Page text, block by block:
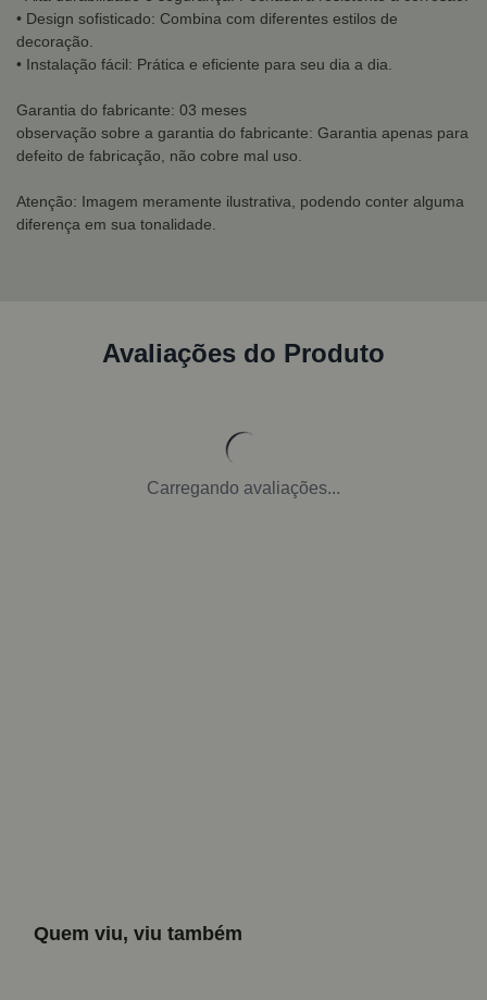
• Design sofisticado: Combina com diferentes estilos de
decoração.
• Instalação fácil: Prática e eficiente para seu dia a dia.
Garantia do fabricante: 03 meses
observação sobre a garantia do fabricante: Garantia apenas para
defeito de fabricação, não cobre mal uso.
Atenção: Imagem meramente ilustrativa, podendo conter alguma
diferença em sua tonalidade.
Avaliações do Produto
Carregando avaliações...
Quem viu, viu também